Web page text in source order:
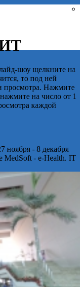
шоу щелкните на
то под ней
просмотра. Нажмите
на число от 1
каждой
ноября - 8 декабря
MedSoft - e-Health. IT